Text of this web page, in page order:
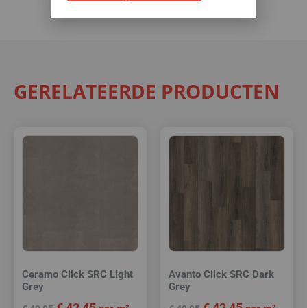
GERELATEERDE PRODUCTEN
Ceramo Click SRC Light
Grey
Avanto Click SRC Dark
Grey